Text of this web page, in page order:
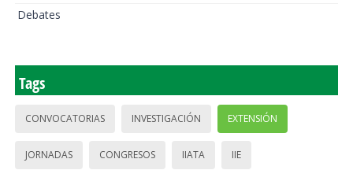
Debates
Tags
CONVOCATORIAS INVESTIGACIÓN EXTENSIÓN
JORNADAS CONGRESOS IIATA IIE